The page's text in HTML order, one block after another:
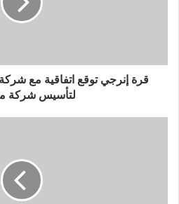
قرة إنرجي توقع اتفاقية مع
لتأسيس شركة